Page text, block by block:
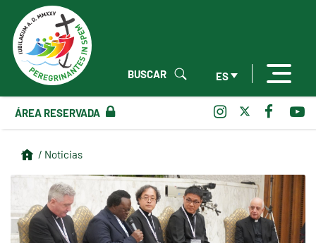
ES
BUSCAR
ÁREA RESERVADA
/ Noticias